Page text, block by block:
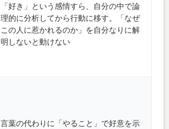
「好き」という感情すら、自分の中で論
理的に分析してから行動に移す。「なぜ
この人に惹かれるのか」を自分なりに解
明しないと動けない
言葉の代わりに「やること」で好意を示